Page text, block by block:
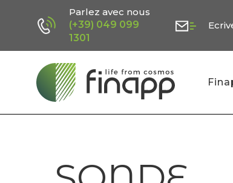
Parlez avec nous
(+39) 049 099
1301